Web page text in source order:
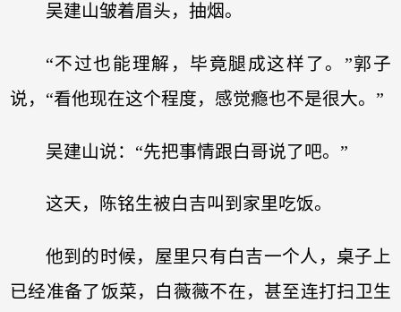
吴建山皱着眉头，抽烟。
“不过也能理解，毕竟腿成这样了。”郭子
说，“看他现在这个程度，感觉瘾也不是很大。”
吴建山说：“先把事情跟白哥说了吧。”
这天，陈铭生被白吉叫到家里吃饭。
他到的时候，屋里只有白吉一个人，桌子上
已经准备了饭菜，白薇薇不在，甚至连打扫卫生